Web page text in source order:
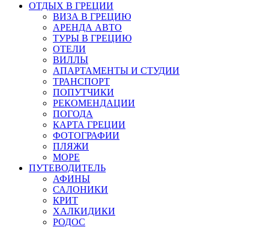
ОТДЫХ В ГРЕЦИИ
ВИЗА В ГРЕЦИЮ
АРЕНДА АВТО
ТУРЫ В ГРЕЦИЮ
ОТЕЛИ
ВИЛЛЫ
АПАРТАМЕНТЫ И СТУДИИ
ТРАНСПОРТ
ПОПУТЧИКИ
РЕКОМЕНДАЦИИ
ПОГОДА
КАРТА ГРЕЦИИ
ФОТОГРАФИИ
ПЛЯЖИ
МОРЕ
ПУТЕВОДИТЕЛЬ
АФИНЫ
САЛОНИКИ
КРИТ
ХАЛКИДИКИ
РОДОС